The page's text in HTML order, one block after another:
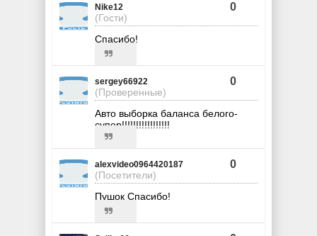
Nike12
(Гости)
0
Спасибо!
sergey66922
(Проверенные)
0
Авто выборка баланса белого-
супер!!!!!!!!!!!!!!!!!
alexvideo0964420187
(Посетители)
0
Пушок Спасибо!